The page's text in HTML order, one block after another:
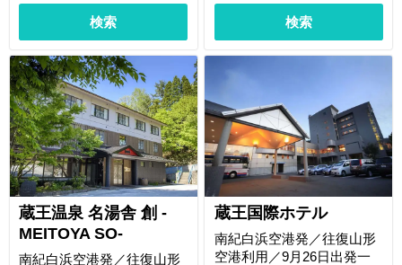
検索 検索
蔵王温泉 名湯舎 創 -
MEITOYA SO-
南紀白浜空港発／往復山形
蔵王国際ホテル
南紀白浜空港発／往復山形
空港利用／9月26日出発一